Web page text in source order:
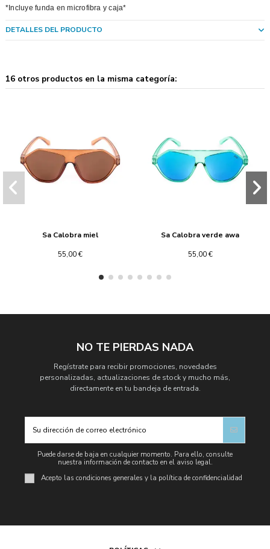
*Incluye funda en microfibra y caja*
DETALLES DEL PRODUCTO
16 otros productos en la misma categoría:
Sa Calobra miel
55,00 €
Sa Calobra verde awa
55,00 €
NO TE PIERDAS NADA
Regístrate para recibir promociones, novedades
personalizadas, actualizaciones de stock y mucho más,
directamente en tu bandeja de entrada.
Puede darse de baja en cualquier momento. Para ello, consulte
nuestra información de contacto en el aviso legal.
Acepto las condiciones generales y la política de confidencialidad